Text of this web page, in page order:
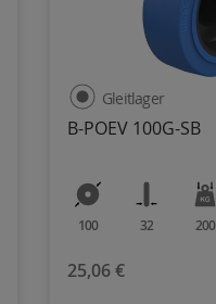
B-POEV 100G-SB
Gleitlager
100 32 200
25,06 €